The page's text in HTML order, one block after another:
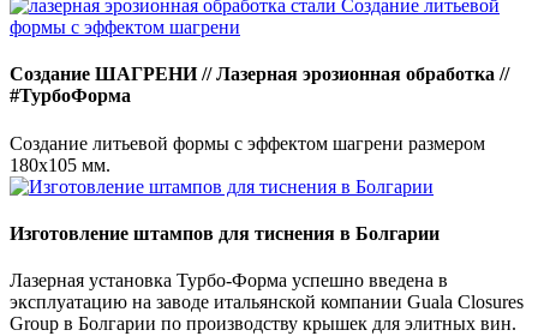
Создание ШАГРЕНИ // Лазерная эрозионная обработка //
#ТурбоФорма
Создание литьевой формы с эффектом шагрени размером
180х105 мм.
Изготовление штампов для тиснения в Болгарии
Лазерная установка Турбо-Форма успешно введена в
эксплуатацию на заводе итальянской компании Guala Closures
Group в Болгарии по производству крышек для элитных вин.